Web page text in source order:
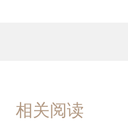
相关阅读